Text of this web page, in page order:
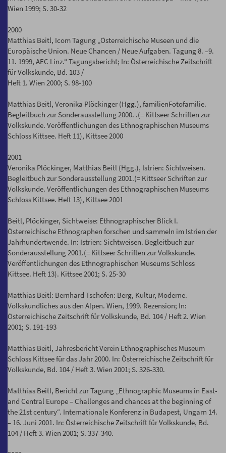
Wien 1999; S. 30-32
2000
Matthias Beitl, Icom Tagung „Österreichische Museen und die
Europäische Union. Neue Chancen / Neue Aufgaben. Tagung 8. –9.
11. 1999, AEC Linz.“ Tagungsbericht; In: Österreichische Zeitschrift
für Volkskunde, Bd. 103 /
Heft 1. Wien 2000; S. 98-100
Matthias Beitl, Veronika Plöckinger (Hgg.), familienFotofamilie.
Begleitbuch zur Sonderausstellung 2000. .(= Kittseer Schriften zur
Volkskunde. Veröffentlichungen des Ethnographischen Museums
Schloss Kittsee. Heft 11), Kittsee 2000
2001
Veronika Plöckinger, Matthias Beitl (Hgg.), Istrien: Sichtweisen.
Begleitbuch zur Sonderausstellung 2001.(= Kittseer Schriften zur
Volkskunde. Veröffentlichungen des Ethnographischen Museums
Schloss Kittsee. Heft 13), Kittsee 2001
Beitl, Plöckinger, Sichtweise: Ethnographischer Blick I.
Österreichische Ethnographen forschen und sammeln im Istrien der
Jahrhundertwende. In: Istrien: Sichtweisen. Begleitbuch zur
Sonderausstellung 2001.(= Kittseer Schriften zur Volkskunde.
Veröffentlichungen des Ethnographischen Museums Schloss
Kittsee. Heft 13). Kittsee 2001; S. 25-30
Matthias Beitl: Bernhard Tschofen: Berg, Kultur, Moderne.
Volkskundliches aus den Alpen. Wien, 1999. Rezension; In:
Österreichische Zeitschrift für Volkskunde, Bd. 104 / Heft 2. Wien
2001; S. 191-193
Matthias Beitl, Jahresbericht Verein Ethnographisches Museum
Schloss Kittsee für das Jahr 2000. In: Österreichische Zeitschrift für
Volkskunde, Bd. 104 / Heft 3. Wien 2001; S. 326-330.
Matthias Beitl, Bericht zur Tagung „Ethnographic Museums in East-
and Central Europe – Challenges and chances at the beginning of
the 21st century“. Internationale Konferenz in Budapest, Ungarn 14.
– 16. Juni 2001. In: Österreichische Zeitschrift für Volkskunde, Bd.
104 / Heft 3. Wien 2001; S. 337-340.